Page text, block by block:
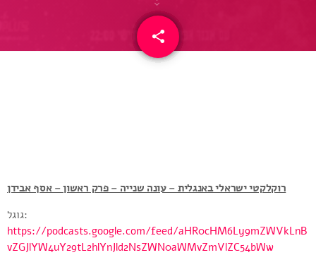
share
email
רוקלקטי ישראלי באנגלית – עונה שנייה – פרק ראשון – אסף אבידן
גוגל:
https://podcasts.google.com/feed/aHR0cHM6Ly9mZWVkLnB
vZGJlYW4uY29tL2hlYnJld2NsZWN0aWMvZmVlZC54bWw